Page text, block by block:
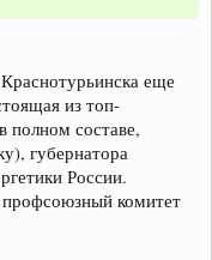
еще
из топ-
полном составе,
губернатора
России.
профсоюзный комитет